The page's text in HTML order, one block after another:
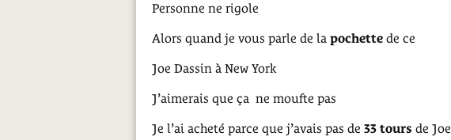
Personne ne rigole
Alors quand je vous parle de la pochette de ce
Joe Dassin à New York
J’aimerais que ça ne moufte pas
Je l’ai acheté parce que j’avais pas de 33 tours de Joe